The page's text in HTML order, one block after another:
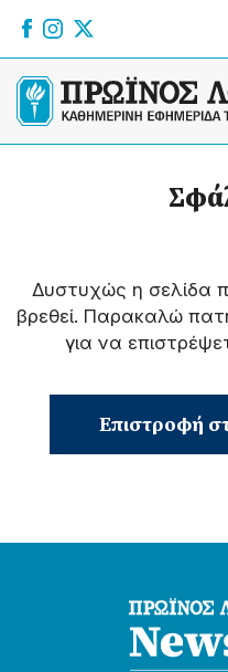
Δυστυχώς η σελίδα
βρεθεί. Παρακαλώ
για να
Επιστροφή